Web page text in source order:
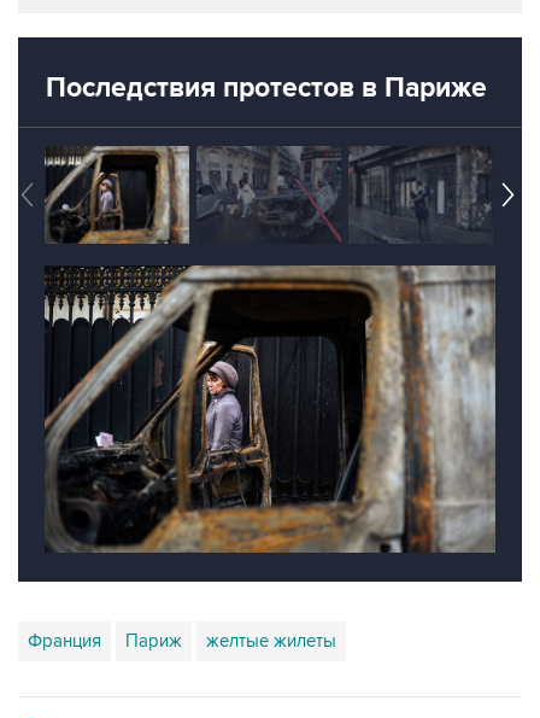
Последствия протестов в Париже
Франция Париж желтые жилеты